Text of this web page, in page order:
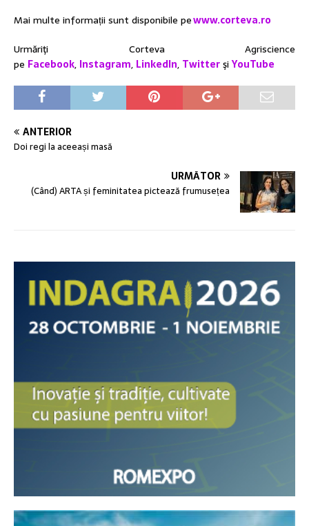
Mai multe informații sunt disponibile pewww.corteva.ro
Urmăriţi Corteva Agriscience
pe Facebook, Instagram, LinkedIn, Twitterşi YouTube
ANTERIOR
Doi regi la aceeași masă
URMĂTOR
(Când) ARTA și feminitatea pictează frumusețea